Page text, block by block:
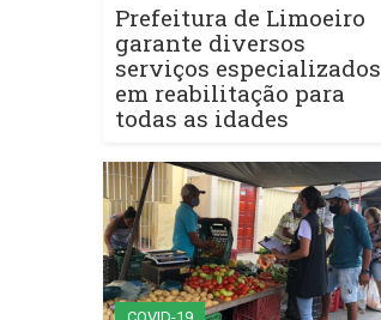
Prefeitura de Limoeiro
garante diversos
serviços especializados
em reabilitação para
todas as idades